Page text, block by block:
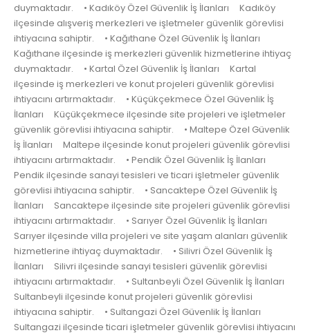
duymaktadır. • Kadıköy Özel Güvenlik İş İlanları Kadıköy
ilçesinde alışveriş merkezleri ve işletmeler güvenlik görevlisi
ihtiyacına sahiptir. • Kağıthane Özel Güvenlik İş İlanları
Kağıthane ilçesinde iş merkezleri güvenlik hizmetlerine ihtiyaç
duymaktadır. • Kartal Özel Güvenlik İş İlanları Kartal
ilçesinde iş merkezleri ve konut projeleri güvenlik görevlisi
ihtiyacını artırmaktadır. • Küçükçekmece Özel Güvenlik İş
İlanları Küçükçekmece ilçesinde site projeleri ve işletmeler
güvenlik görevlisi ihtiyacına sahiptir. • Maltepe Özel Güvenlik
İş İlanları Maltepe ilçesinde konut projeleri güvenlik görevlisi
ihtiyacını artırmaktadır. • Pendik Özel Güvenlik İş İlanları
Pendik ilçesinde sanayi tesisleri ve ticari işletmeler güvenlik
görevlisi ihtiyacına sahiptir. • Sancaktepe Özel Güvenlik İş
İlanları Sancaktepe ilçesinde site projeleri güvenlik görevlisi
ihtiyacını artırmaktadır. • Sarıyer Özel Güvenlik İş İlanları
Sarıyer ilçesinde villa projeleri ve site yaşam alanları güvenlik
hizmetlerine ihtiyaç duymaktadır. • Silivri Özel Güvenlik İş
İlanları Silivri ilçesinde sanayi tesisleri güvenlik görevlisi
ihtiyacını artırmaktadır. • Sultanbeyli Özel Güvenlik İş İlanları
Sultanbeyli ilçesinde konut projeleri güvenlik görevlisi
ihtiyacına sahiptir. • Sultangazi Özel Güvenlik İş İlanları
Sultangazi ilçesinde ticari işletmeler güvenlik görevlisi ihtiyacını